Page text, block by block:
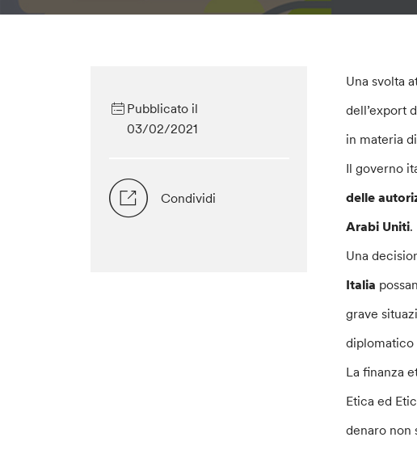
Pubblicato il
03/02/2021
Condividi
Una svolta
dell’export
in materia
Il governo
delle
Arabi Uniti.
Una
Italia
grave
diplomatico
La finanza
Etica ed
denaro non